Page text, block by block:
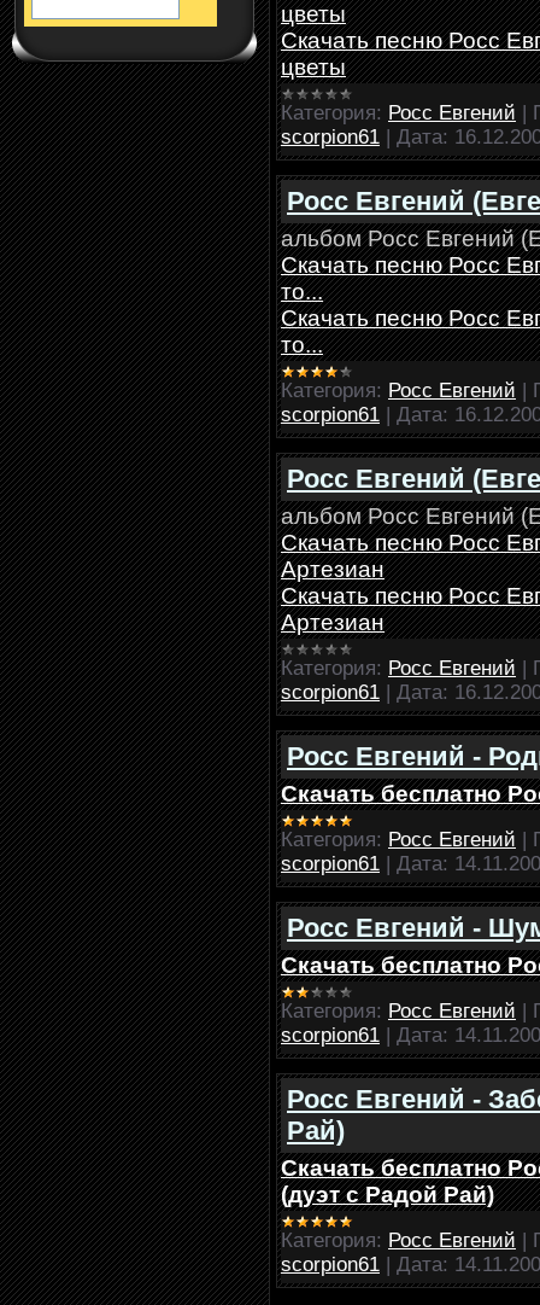
цветы
Скачать песню Росс
цветы
Категория: Росс Евгений |
scorpion61 | Дата:
Росс Евгений
альбом Росс Евгений
Скачать песню Росс
то...
Скачать песню Росс
то...
Категория: Росс Евгений |
scorpion61 | Дата:
Росс Евгений
альбом Росс Евгений
Скачать песню Росс
Артезиан
Скачать песню Росс
Артезиан
Категория: Росс Евгений |
scorpion61 | Дата:
Росс Евгений -
Скачать бесплатно
Категория: Росс Евгений |
scorpion61 | Дата:
Росс Евгений -
Скачать бесплатно
Категория: Росс Евгений |
scorpion61 | Дата:
Росс Евгений -
Рай)
Скачать бесплатно
(дуэт с Радой Рай)
Категория: Росс Евгений |
scorpion61 | Дата: